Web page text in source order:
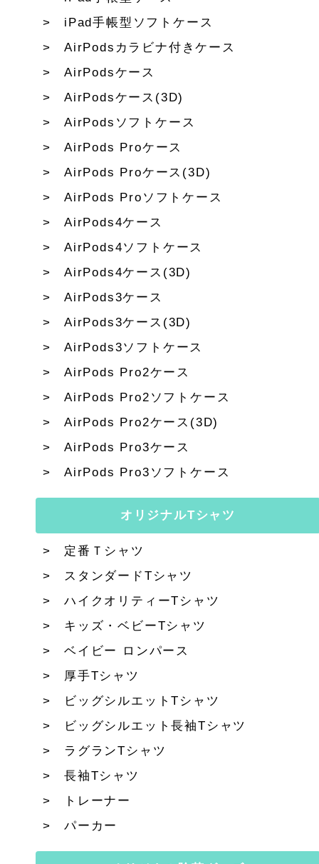
iPad手帳型ソフトケース
AirPodsカラビナ付きケース
AirPodsケース
AirPodsケース(3D)
AirPodsソフトケース
AirPods Proケース
AirPods Proケース(3D)
AirPods Proソフトケース
AirPods4ケース
AirPods4ソフトケース
AirPods4ケース(3D)
AirPods3ケース
AirPods3ケース(3D)
AirPods3ソフトケース
AirPods Pro2ケース
AirPods Pro2ソフトケース
AirPods Pro2ケース(3D)
AirPods Pro3ケース
AirPods Pro3ソフトケース
オリジナルTシャツ
定番Ｔシャツ
スタンダードTシャツ
ハイクオリティーTシャツ
キッズ・ベビーTシャツ
ベイビー ロンパース
厚手Tシャツ
ビッグシルエットTシャツ
ビッグシルエット長袖Tシャツ
ラグランTシャツ
長袖Tシャツ
トレーナー
パーカー